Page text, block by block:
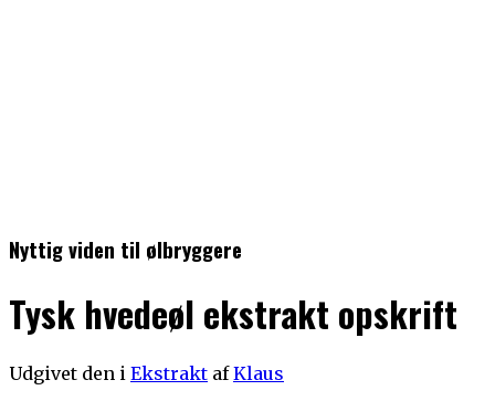
Nyttig viden til ølbryggere
Tysk hvedeøl ekstrakt opskrift
Udgivet den i Ekstrakt afKlaus